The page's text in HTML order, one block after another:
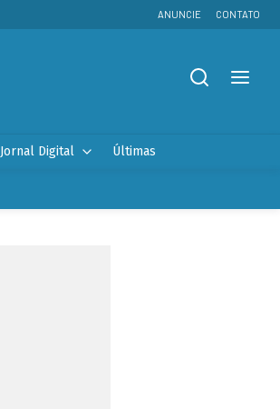
ANUNCIE CONTATO
Jornal Digital Últimas